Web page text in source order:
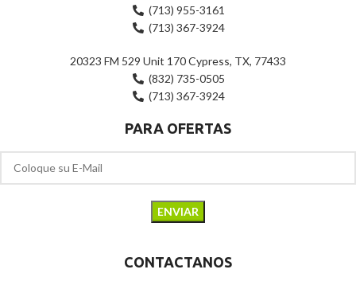
(713) 955-3161
(713) 367-3924
20323 FM 529 Unit 170 Cypress, TX, 77433
(832) 735-0505
(713) 367-3924
PARA OFERTAS
CONTACTANOS